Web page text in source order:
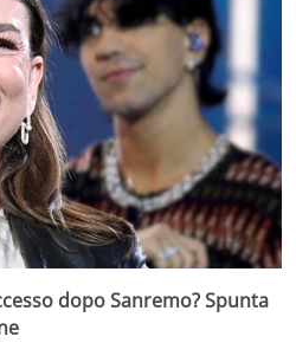
dopo Sanremo? Spunta